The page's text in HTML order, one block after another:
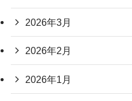
2026年3月
2026年2月
2026年1月